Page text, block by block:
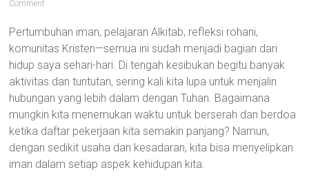
Comment
Pertumbuhan iman, pelajaran Alkitab, refleksi rohani,
komunitas Kristen—semua ini sudah menjadi bagian dari
hidup saya sehari-hari. Di tengah kesibukan begitu banyak
aktivitas dan tuntutan, sering kali kita lupa untuk menjalin
hubungan yang lebih dalam dengan Tuhan. Bagaimana
mungkin kita menemukan waktu untuk berserah dan berdoa
ketika daftar pekerjaan kita semakin panjang? Namun,
dengan sedikit usaha dan kesadaran, kita bisa menyelipkan
iman dalam setiap aspek kehidupan kita.